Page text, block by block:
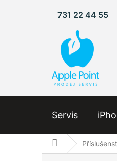
731 22 44 55
Servis
Domů